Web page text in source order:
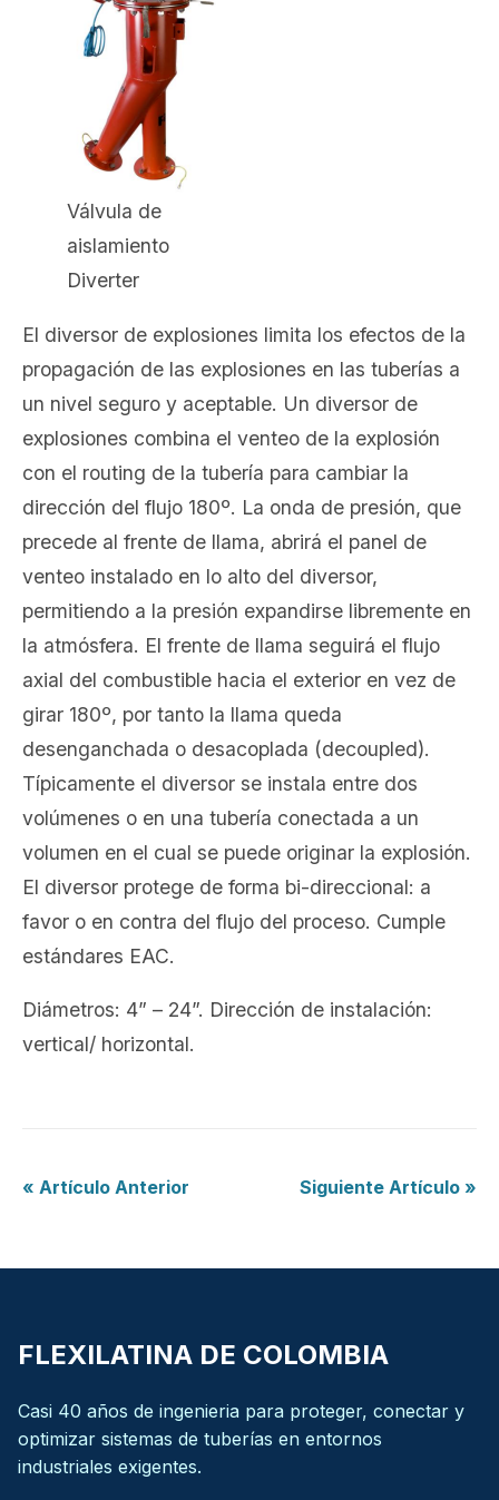
Válvula de
aislamiento
Diverter
El diversor de explosiones limita los efectos de la
propagación de las explosiones en las tuberías a
un nivel seguro y aceptable. Un diversor de
explosiones combina el venteo de la explosión
con el routing de la tubería para cambiar la
dirección del flujo 180º. La onda de presión, que
precede al frente de llama, abrirá el panel de
venteo instalado en lo alto del diversor,
permitiendo a la presión expandirse libremente en
la atmósfera. El frente de llama seguirá el flujo
axial del combustible hacia el exterior en vez de
girar 180º, por tanto la llama queda
desenganchada o desacoplada (decoupled).
Típicamente el diversor se instala entre dos
volúmenes o en una tubería conectada a un
volumen en el cual se puede originar la explosión.
El diversor protege de forma bi-direccional: a
favor o en contra del flujo del proceso. Cumple
estándares EAC.
Diámetros: 4” – 24”. Dirección de instalación:
vertical/ horizontal.
« Artículo Anterior Siguiente Artículo »
FLEXILATINA DE COLOMBIA
Casi 40 años de ingenieria para proteger, conectar y
optimizar sistemas de tuberías en entornos
industriales exigentes.